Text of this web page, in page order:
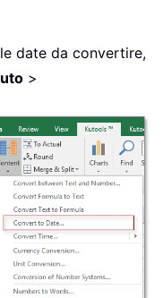
date da convertire,
>